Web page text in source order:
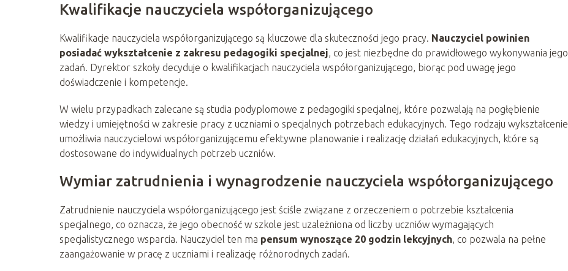
Kwalifikacje nauczyciela współorganizującego
Kwalifikacje nauczyciela współorganizującego są kluczowe dla skuteczności jego pracy. Nauczyciel powinien
posiadać wykształcenie z zakresu pedagogiki specjalnej, co jest niezbędne do prawidłowego wykonywania jego
zadań. Dyrektor szkoły decyduje o kwalifikacjach nauczyciela współorganizującego, biorąc pod uwagę jego
doświadczenie i kompetencje.
W wielu przypadkach zalecane są studia podyplomowe z pedagogiki specjalnej, które pozwalają na pogłębienie
wiedzy i umiejętności w zakresie pracy z uczniami o specjalnych potrzebach edukacyjnych. Tego rodzaju wykształcenie
umożliwia nauczycielowi współorganizującemu efektywne planowanie i realizację działań edukacyjnych, które są
dostosowane do indywidualnych potrzeb uczniów.
Wymiar zatrudnienia i wynagrodzenie nauczyciela współorganizującego
Zatrudnienie nauczyciela współorganizującego jest ściśle związane z orzeczeniem o potrzebie kształcenia
specjalnego, co oznacza, że jego obecność w szkole jest uzależniona od liczby uczniów wymagających
specjalistycznego wsparcia. Nauczyciel ten ma pensum wynoszące 20 godzin lekcyjnych, co pozwala na pełne
zaangażowanie w pracę z uczniami i realizację różnorodnych zadań.